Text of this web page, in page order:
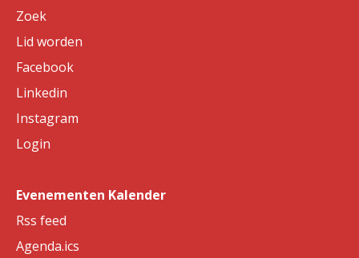
Zoek
Lid worden
Facebook
Linkedin
Instagram
Login
Evenementen Kalender
Rss feed
Agenda.ics